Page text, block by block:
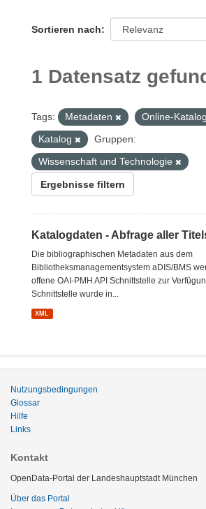
Sortieren nach
1 Datensatz
Tags: Metadaten
Online-Katalog
Katalog
Gruppen:
Wissenschaft und Technologie
Ergebnisse filtern
Katalogdaten - Abfrage aller
Die bibliographischen Metadaten aus dem
Bibliotheksmanagementsystem aDIS/BMS
offene OAI-PMH API Schnittstelle zur
Schnittstelle wurde in...
XML
Nutzungsbedingungen
Glossar
Hilfe
Links
Kontakt
OpenData-Portal der Landeshauptstadt München
Über das Portal